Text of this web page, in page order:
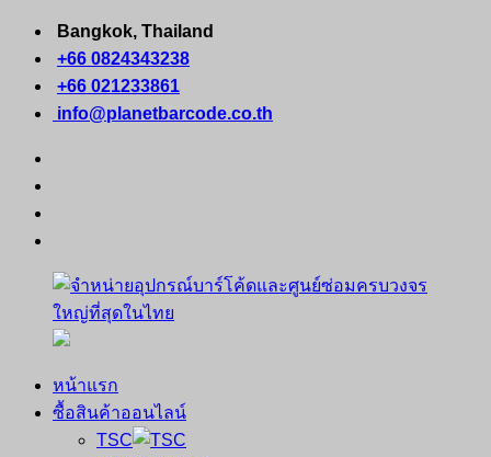
Skip
content
Bangkok, Thailand
+66 0824343238
+66 021233861
info@planetbarcode.co.th
จำหน่าย
คอมพิวเตอร์
หน้าแรก
ซื้อสินค้าออนไลน์
TSC